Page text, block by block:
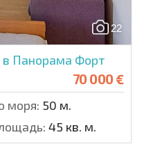
22
в Панорама Форт
70 000 €
моря: 50 м.
45 кв. м.